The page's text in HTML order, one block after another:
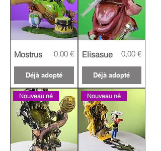
Mostrus Prix
0,00 €
Déjà adopté
Elisasue Prix
0,00 €
Déjà adopté
Nouveau né Nouveau né